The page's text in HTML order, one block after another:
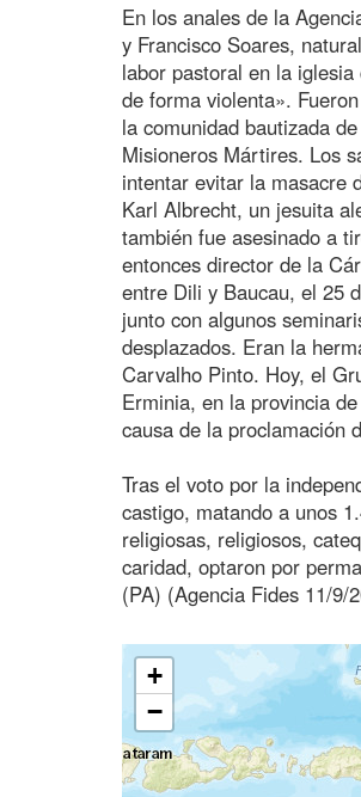
En los anales de la
y Francisco Soares,
labor pastoral en la
de forma violenta».
la comunidad bautizada
Misioneros Mártires. Los
intentar evitar la masacre
Karl Albrecht, un jesuita
también fue asesinado a
entonces director de la
entre Dili y Baucau, el 25
junto con algunos
desplazados. Eran la
Carvalho Pinto. Hoy, el
Erminia, en la provincia
causa de la proclamación
Tras el voto por la
castigo, matando a unos
religiosas, religiosos,
caridad, optaron por
(PA) (Agencia Fides 11/9/
+
−